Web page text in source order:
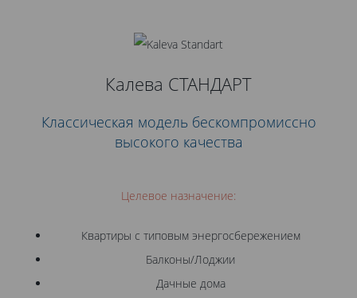
Калева СТАНДАРТ
Классическая модель бескомпромиссно
высокого качества
Целевое назначение:
Квартиры с типовым энергосбережением
Балконы/Лоджии
Дачные дома